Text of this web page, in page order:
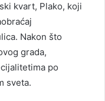
kvart, Plako, koji
Nakon što
grada,
po
sveta.